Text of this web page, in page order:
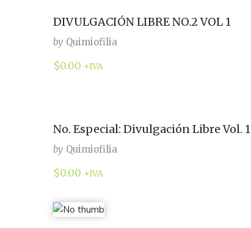
DIVULGACIÓN LIBRE NO.2 VOL 1
by Quimiofilia
$0.00 +IVA
No. Especial: Divulgación Libre Vol. 1
by Quimiofilia
$0.00 +IVA